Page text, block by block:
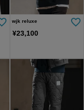
wjk reluxe
¥23,100